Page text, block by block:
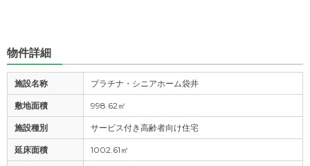
物件詳細
施設名称 プラチナ・シニアホーム袋井
敷地面積 998.62㎡
施設種別 サービス付き高齢者向け住宅
延床面積 1002.61㎡